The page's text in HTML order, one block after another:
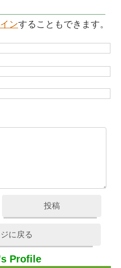
ンすることもできます。
投稿
に戻る
Profile